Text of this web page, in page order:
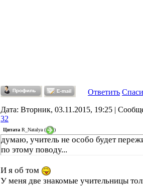
Ответить
Дата: Вторник, 03.11.2015, 19:25 |
32
Цитата R_Natalya ( )
думаю, учитель не особо будет
по этому поводу...
И я об том
У меня две знакомые учительницы